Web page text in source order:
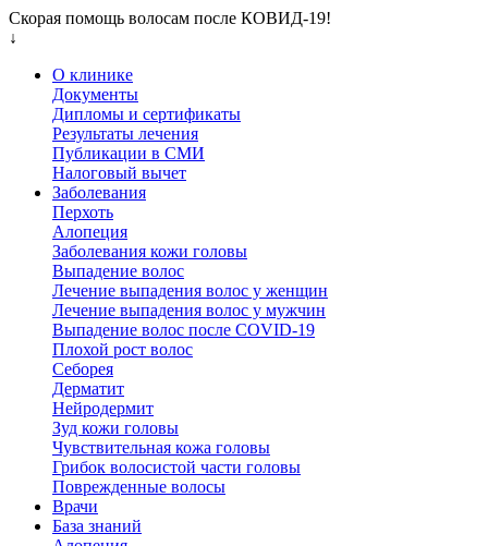
Скорая помощь волосам после КОВИД-19!
↓
О клинике
Документы
Дипломы и сертификаты
Результаты лечения
Публикации в СМИ
Налоговый вычет
Заболевания
Перхоть
Алопеция
Заболевания кожи головы
Выпадение волос
Лечение выпадения волос у женщин
Лечение выпадения волос у мужчин
Выпадение волос после COVID-19
Плохой рост волос
Cеборея
Дерматит
Нейродермит
Зуд кожи головы
Чувствительная кожа головы
Грибок волосистой части головы
Поврежденные волосы
Врачи
База знаний